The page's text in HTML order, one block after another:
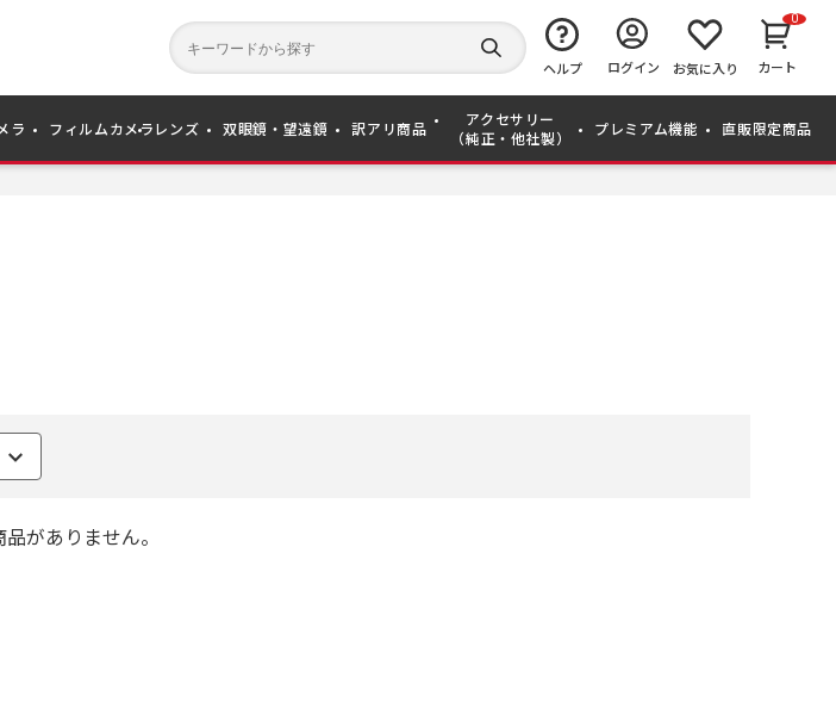
か
ら
検
索
す
る
ヘルプ ログイン お気に入り
0
カート
ラ フィルムカメラ レンズ 双眼鏡・望遠鏡 訳アリ商品
アクセサリー
（純正・他社製）
プレミアム機能 直販限定商品
がありません。